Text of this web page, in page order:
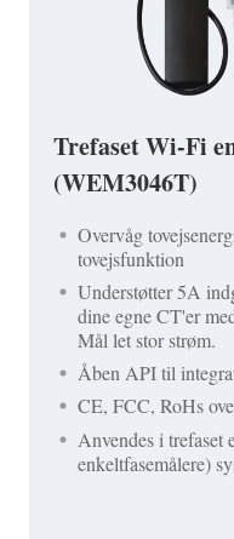
Trefaset Wi-Fi
(WEM3046T)
Overvåg
tovejsfunktion
Understøtter 5A
dine egne CT'er
Mål let stor strøm.
Åben API til
CE, FCC, RoHs
Anvendes i trefaset
enkeltfasemålere)